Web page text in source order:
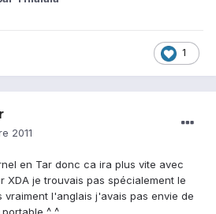
1
2011
en Tar donc ca ira plus vite avec
XDA je trouvais pas spécialement le
vraiment l'anglais j'avais pas envie de